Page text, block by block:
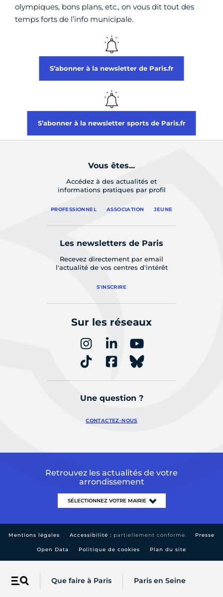
Menu Que faire à Paris Paris en Seine
olympiques, bons plans, etc., on vous dit tout des
temps forts de l’info municipale.
S’abonner à la newsletter de Paris.fr
S’abonner à la newsletter sports de Paris.fr
Vous êtes...
Accédez à des actualités et
informations pratiques par profil
PROFESSIONNEL ASSOCIATION JEUNE
Les newsletters de Paris
Recevez directement par email
l'actualité de vos centres d'intérêt
S'INSCRIRE
Sur les réseaux
Une question ?
CONTACTEZ-NOUS
Retrouvez les actualités de votre
arrondissement
Mentions légales Accessibilité : partiellement conforme Presse
Open Data Politique de cookies Plan du site